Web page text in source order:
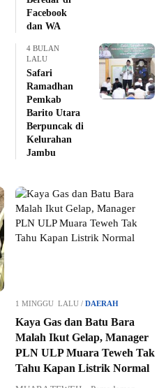
Facebook
dan WA
4 BULAN
LALU
Safari
Ramadhan
Pemkab
Barito Utara
Berpuncak di
Kelurahan
Jambu
1 MINGGU LALU / DAERAH
Kaya Gas dan Batu Bara
Malah Ikut Gelap, Manager
PLN ULP Muara Teweh Tak
Tahu Kapan Listrik Normal